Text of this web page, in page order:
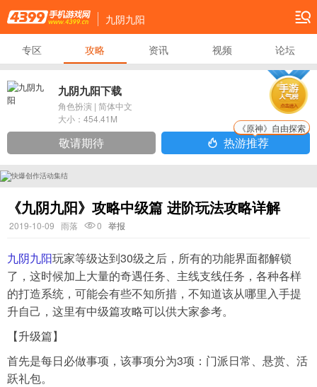
4399手机游戏网
九阴九阳
专区 攻略 资讯 视频 论坛
九阴九阳下载
角色扮演 | 简体中文
大小： 454.41M
敬请期待 热游推荐
《原神》自由探索
《九阴九阳》攻略中级篇 进阶玩法攻略详解
2019-10-09 雨落 0 举报
九阴九阳玩家等级达到30级之后，所有的功能界面都解锁
了，这时候加上大量的奇遇任务、主线支线任务，各种各样
的打造系统，可能会有些不知所措，不知道该从哪里入手提
升自己，这里有中级篇攻略可以供大家参考。
【升级篇】
首先是每日必做事项，该事项分为3项：门派日常、悬赏、活
跃礼包。